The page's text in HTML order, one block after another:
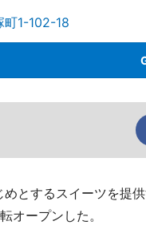
町1-102-18
めとするスイーツを提
オープンした。